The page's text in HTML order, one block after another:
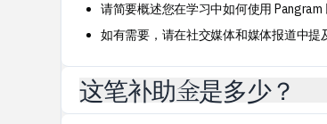
请简要概述您在学习中如何使用
如有需要，请在社交媒体和媒体报道中提
这笔补助金是多少？